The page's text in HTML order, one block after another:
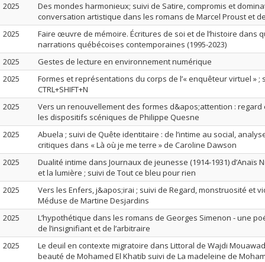
2025
Des mondes harmonieux; suivi de Satire, compromis et
conversation artistique dans les romans de Marcel Proust et
2025
Faire œuvre de mémoire. Écritures de soi et de l’histoire dans
narrations québécoises contemporaines (1995-2023)
2025
Gestes de lecture en environnement numérique
2025
Formes et représentations du corps de l’« enquêteur virtuel » ;
CTRL+SHIFT+N
2025
Vers un renouvellement des formes d&apos;attention : regard
les dispositifs scéniques de Philippe Quesne
2025
Abuela ; suivi de Quête identitaire : de l’intime au social,
critiques dans « Là où je me terre » de Caroline Dawson
2025
Dualité intime dans Journaux de jeunesse (1914-1931) d’Anaïs
et la lumière ; suivi de Tout ce bleu pour rien
2025
Vers les Enfers, j&apos;irai ; suivi de Regard, monstruosité et
Méduse de Martine Desjardins
2025
L’hypothétique dans les romans de Georges Simenon - une
de l’insignifiant et de l’arbitraire
2025
Le deuil en contexte migratoire dans Littoral de Wajdi
beauté de Mohamed El Khatib suivi de La madeleine de